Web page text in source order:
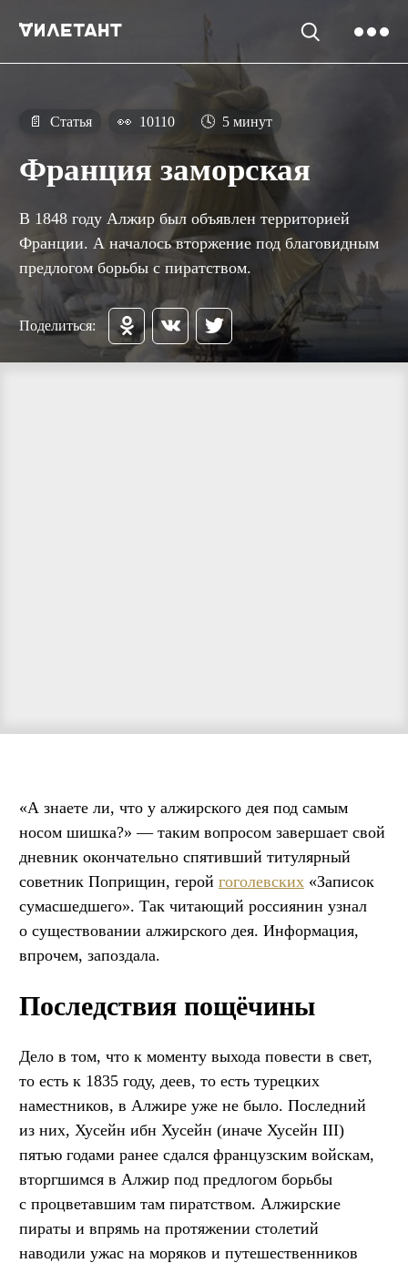
📄 Статья 👀 10110 🕓 5 минут
Франция заморская
В 1848 году Алжир был объявлен территорией
Франции. А началось вторжение под благовидным
предлогом борьбы с пиратством.
Поделиться:
«А знаете ли, что у алжирского дея под самым
носом шишка?» — таким вопросом завершает свой
дневник окончательно спятивший титулярный
советник Поприщин, герой гоголевских «Записок
сумасшедшего». Так читающий россиянин узнал
о существовании алжирского дея. Информация,
впрочем, запоздала.
Последствия пощёчины
Дело в том, что к моменту выхода повести в свет,
то есть к 1835 году, деев, то есть турецких
наместников, в Алжире уже не было. Последний
из них, Хусейн ибн Хусейн (иначе Хусейн III)
пятью годами ранее сдался французским войскам,
вторгшимся в Алжир под предлогом борьбы
с процветавшим там пиратством. Алжирские
пираты и впрямь на протяжении столетий
наводили ужас на моряков и путешественников